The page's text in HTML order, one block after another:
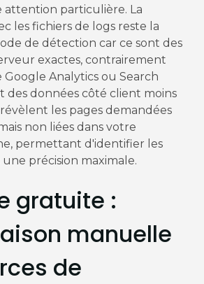
attention particulière. La
les fichiers de logs reste la
de détection car ce sont des
exactes, contrairement
Analytics ou Search
des données côté client moins
les pages demandées
non liées dans votre
permettant d'identifier les
précision maximale.
gratuite :
manuelle
de